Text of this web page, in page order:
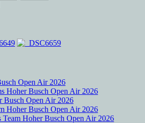
Open Air 2026
Hoher Busch Open Air 2026
Busch Open Air 2026
Hoher Busch Open Air 2026
Hoher Busch Open Air 2026